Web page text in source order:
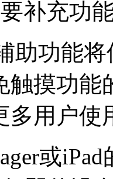
补充功
功能将
触摸功能
多用户使
或iPad